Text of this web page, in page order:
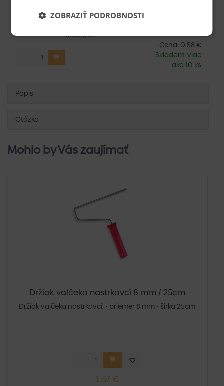
Oxid hlinitý umožňuje viacnásobné
dreva, k...
Cena: 0,58 €
Skladom: viac
ako 10 ks
Popis
Otázka
Mohlo by Vás zaujímať
Držiak valčeka nastrkavcí 8 mm / 25cm
Držiak valčeka nastrkavcí. • priemer 8 mm • šírka 25cm
1,67 €
ZOBRAZIŤ PODROBNOSTI